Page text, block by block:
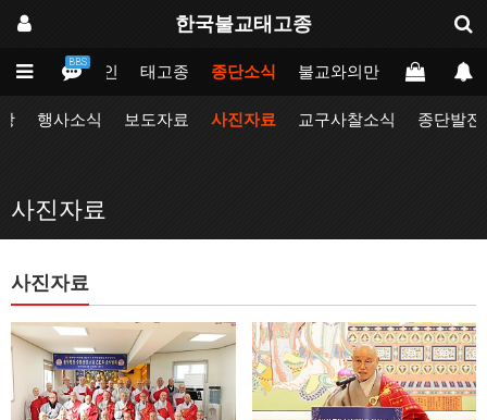
한국불교태고종
BBS
메인 태고종 종단소식 불교와의만남 업무포털
행사소식 보도자료 사진자료 교구사찰소식 종단발전
사진자료
사진자료